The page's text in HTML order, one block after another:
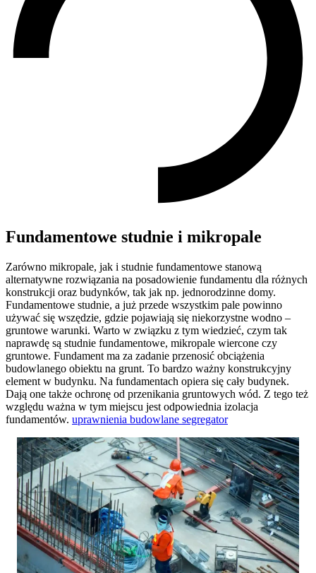
Fundamentowe studnie i mikropale
Zarówno mikropale, jak i studnie fundamentowe stanową
alternatywne rozwiązania na posadowienie fundamentu dla różnych
konstrukcji oraz budynków, tak jak np. jednorodzinne domy.
Fundamentowe studnie, a już przede wszystkim pale powinno
używać się wszędzie, gdzie pojawiają się niekorzystne wodno –
gruntowe warunki. Warto w związku z tym wiedzieć, czym tak
naprawdę są studnie fundamentowe, mikropale wiercone czy
gruntowe. Fundament ma za zadanie przenosić obciążenia
budowlanego obiektu na grunt. To bardzo ważny konstrukcyjny
element w budynku. Na fundamentach opiera się cały budynek.
Dają one także ochronę od przenikania gruntowych wód. Z tego też
względu ważna w tym miejscu jest odpowiednia izolacja
fundamentów. uprawnienia budowlane segregator